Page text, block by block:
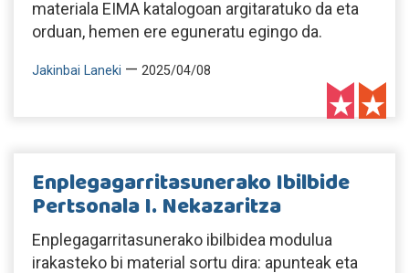
materiala EIMA katalogoan argitaratuko da eta
orduan, hemen ere eguneratu egingo da.
Jakinbai Laneki — 2025/04/08
Enplegagarritasunerako Ibilbide
Pertsonala I. Nekazaritza
Enplegagarritasunerako ibilbidea modulua
irakasteko bi material sortu dira: apunteak eta